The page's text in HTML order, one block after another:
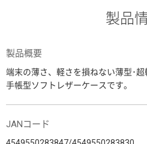
製品
製品概要
端末の薄さ、軽さを損ねない薄型･
手帳型ソフトレザーケースです。
JANコード